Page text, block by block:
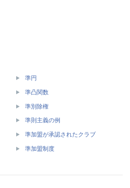
準円
準凸関数
準別除権
準則主義の例
準加盟が承認されたクラブ
準加盟制度